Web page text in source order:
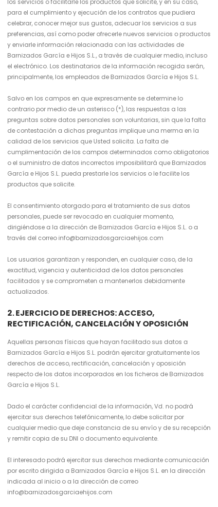
los servicios o facilitarle los productos que solicite, y en su caso,
para el cumplimiento y ejecución de los contratos que pudiera
celebrar, conocer mejor sus gustos, adecuar los servicios a sus
preferencias, así como poder ofrecerle nuevos servicios o productos
y enviarle información relacionada con las actividades de
Barnizados García e Hijos S.L., a través de cualquier medio, incluso
el electrónico. Los destinatarios de la información recogida serán,
principalmente, los empleados de Barnizados García e Hijos S.L.
Salvo en los campos en que expresamente se determine lo
contrario por medio de un asterisco (*), las respuestas a las
preguntas sobre datos personales son voluntarias, sin que la falta
de contestación a dichas preguntas implique una merma en la
calidad de los servicios que Usted solicita. La falta de
cumplimentación de los campos determinados como obligatorios
o el suministro de datos incorrectos imposibilitará que Barnizados
García e Hijos S.L. pueda prestarle los servicios o le facilite los
productos que solicite.
El consentimiento otorgado para el tratamiento de sus datos
personales, puede ser revocado en cualquier momento,
dirigiéndose a la dirección de Barnizados García e Hijos S.L. o a
través del correo info@barnizadosgarciaehijos.com
Los usuarios garantizan y responden, en cualquier caso, de la
exactitud, vigencia y autenticidad de los datos personales
facilitados y se comprometen a mantenerlos debidamente
actualizados.
2. EJERCICIO DE DERECHOS: ACCESO,
RECTIFICACIÓN, CANCELACIÓN Y OPOSICIÓN
Aquellas personas físicas que hayan facilitado sus datos a
Barnizados García e Hijos S.L. podrán ejercitar gratuitamente los
derechos de acceso, rectificación, cancelación y oposición
respecto de los datos incorporados en los ficheros de Barnizados
García e Hijos S.L.
Dado el carácter confidencial de la información, Vd. no podrá
ejercitar sus derechos telefónicamente, lo debe solicitar por
cualquier medio que deje constancia de su envío y de su recepción
y remitir copia de su DNI o documento equivalente.
El interesado podrá ejercitar sus derechos mediante comunicación
por escrito dirigida a Barnizados García e Hijos S.L. en la dirección
indicada al inicio o a la dirección de correo
info@barnizadosgarciaehijos.com